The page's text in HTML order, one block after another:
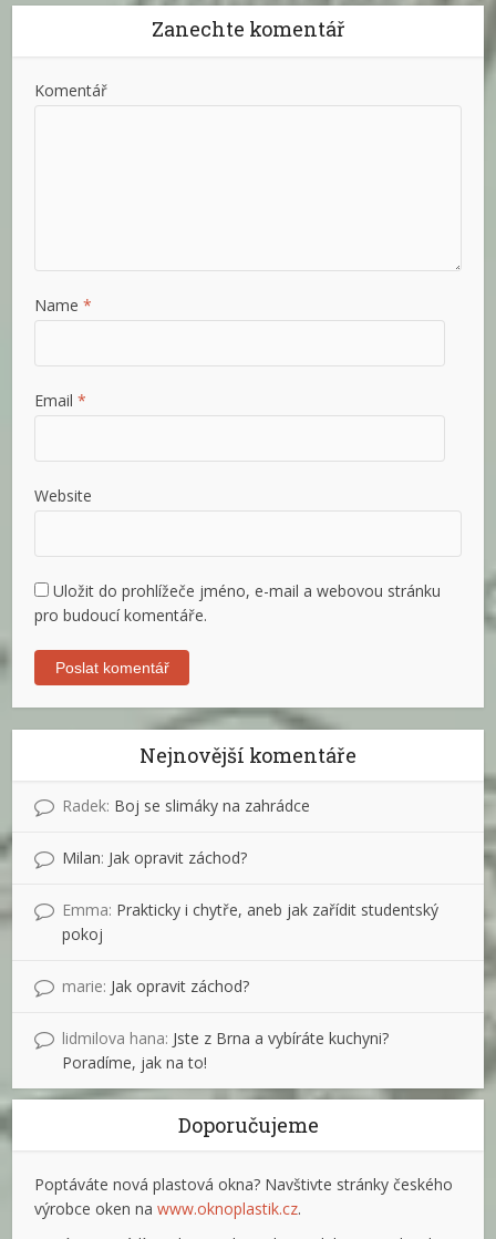
Zanechte komentář
Komentář
Name *
Email *
Website
Uložit do prohlížeče jméno, e-mail a webovou stránku
pro budoucí komentáře.
Nejnovější komentáře
Radek: Boj se slimáky na zahrádce
Milan: Jak opravit záchod?
Emma: Prakticky i chytře, aneb jak zařídit studentský
pokoj
marie: Jak opravit záchod?
lidmilova hana: Jste z Brna a vybíráte kuchyni?
Poradíme, jak na to!
Doporučujeme
Poptáváte nová plastová okna? Navštivte stránky českého
výrobce oken nawww.oknoplastik.cz.